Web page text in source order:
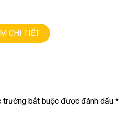
RẺ.
CHI TIẾT
trường bắt buộc được đánh dấu *